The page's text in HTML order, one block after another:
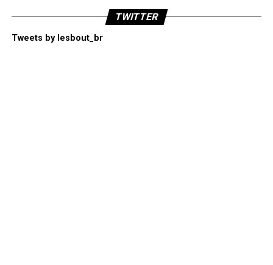
TWITTER
Tweets by lesbout_br